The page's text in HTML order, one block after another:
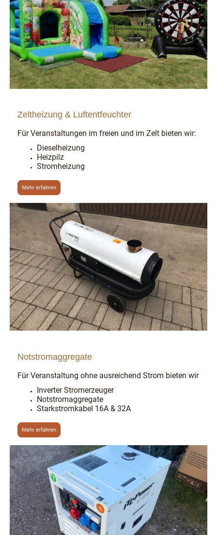
Zeltheizung & Luftentfeuchter
Für Veranstaltungen im freien und im Zelt bieten wir:
Dieselheizung
Heizpilz
Stromheizung
Mehr erfahren
Notstromaggregate
Für Veranstaltung ohne ausreichend Strom bieten wir
Inverter Stromerzeuger
Notstromaggregate
Starkstromkabel 16A & 32A
Mehr erfahren